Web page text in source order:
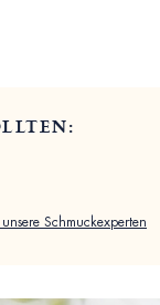
Schmuckexperten